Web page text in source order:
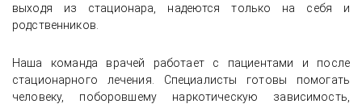
алкоголизма с сохранением
анонимности и социальной жизни
выходя из стационара, надеются только на себя и
родственников.
Наша команда врачей работает с пациентами и после
стационарного лечения. Специалисты готовы помогать
человеку, поборовшему наркотическую зависимость,